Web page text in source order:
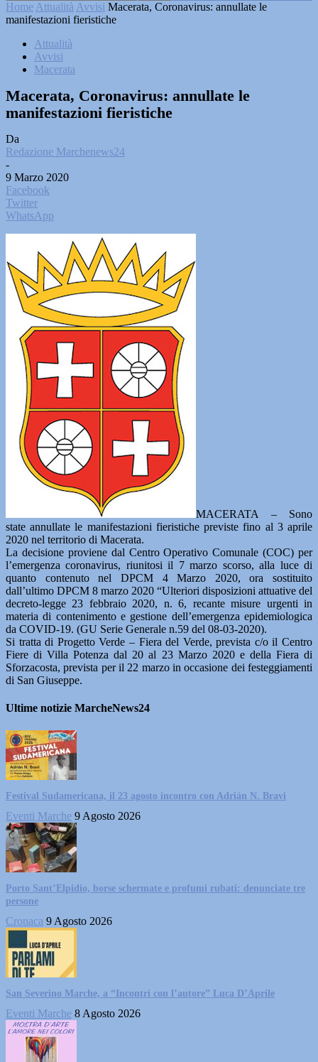
Home Attualità Avvisi Macerata, Coronavirus: annullate le
manifestazioni fieristiche
Attualità
Avvisi
Macerata
Macerata, Coronavirus: annullate le
manifestazioni fieristiche
Da
Redazione Marchenews24
-
9 Marzo 2020
Facebook
Twitter
WhatsApp
MACERATA – Sono
state annullate le manifestazioni fieristiche previste fino al 3 aprile
2020 nel territorio di Macerata.
La decisione proviene dal Centro Operativo Comunale (COC) per
l’emergenza coronavirus, riunitosi il 7 marzo scorso, alla luce di
quanto contenuto nel DPCM 4 Marzo 2020, ora sostituito
dall’ultimo DPCM 8 marzo 2020 “Ulteriori disposizioni attuative del
decreto-legge 23 febbraio 2020, n. 6, recante misure urgenti in
materia di contenimento e gestione dell’emergenza epidemiologica
da COVID-19. (GU Serie Generale n.59 del 08-03-2020).
Si tratta di Progetto Verde – Fiera del Verde, prevista c/o il Centro
Fiere di Villa Potenza dal 20 al 23 Marzo 2020 e della Fiera di
Sforzacosta, prevista per il 22 marzo in occasione dei festeggiamenti
di San Giuseppe.
Ultime notizie MarcheNews24
Festival Sudamericana, il 23 agosto incontro con Adrián N. Bravi
Eventi Marche 9 Agosto 2026
Porto Sant’Elpidio, borse schermate e profumi rubati: denunciate tre
persone
Cronaca 9 Agosto 2026
San Severino Marche, a “Incontri con l’autore” Luca D’Aprile
Eventi Marche 8 Agosto 2026